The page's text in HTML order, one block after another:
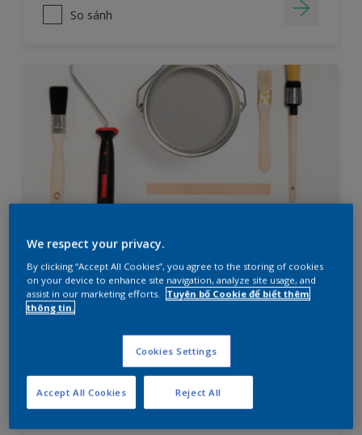
So sánh
Bạn đang cần lên kế hoạch sơn
nhà?
Thử ngay công cụ tìm sản phẩm cho dự án
Tìm hiểu ngay
We respect your privacy.
By clicking “Accept All Cookies”, you agree to the storing of cookies
on your device to enhance site navigation, analyze site usage, and
assist in our marketing efforts.
Tuyên bố Cookie để biết thêm
thông tin.
Cookies Settings
Reject All
Accept All Cookies